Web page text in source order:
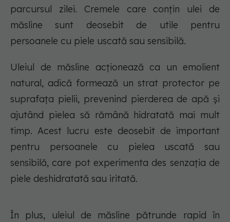
parcursul zilei. Cremele care conțin ulei de
măsline sunt deosebit de utile pentru
persoanele cu piele uscată sau sensibilă.
Uleiul de măsline acționează ca un emolient
natural, adică formează un strat protector pe
suprafața pielii, prevenind pierderea de apă și
ajutând pielea să rămână hidratată mai mult
timp. Acest lucru este deosebit de important
pentru persoanele cu pielea uscată sau
sensibilă, care pot experimenta des senzația de
piele deshidratată sau iritată.
În plus, uleiul de măsline pătrunde rapid în